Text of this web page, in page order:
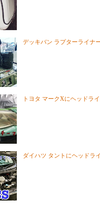
デッキバン ラプターライナ
トヨタ マークXにヘッドライ
ダイハツ タントにヘッドラ